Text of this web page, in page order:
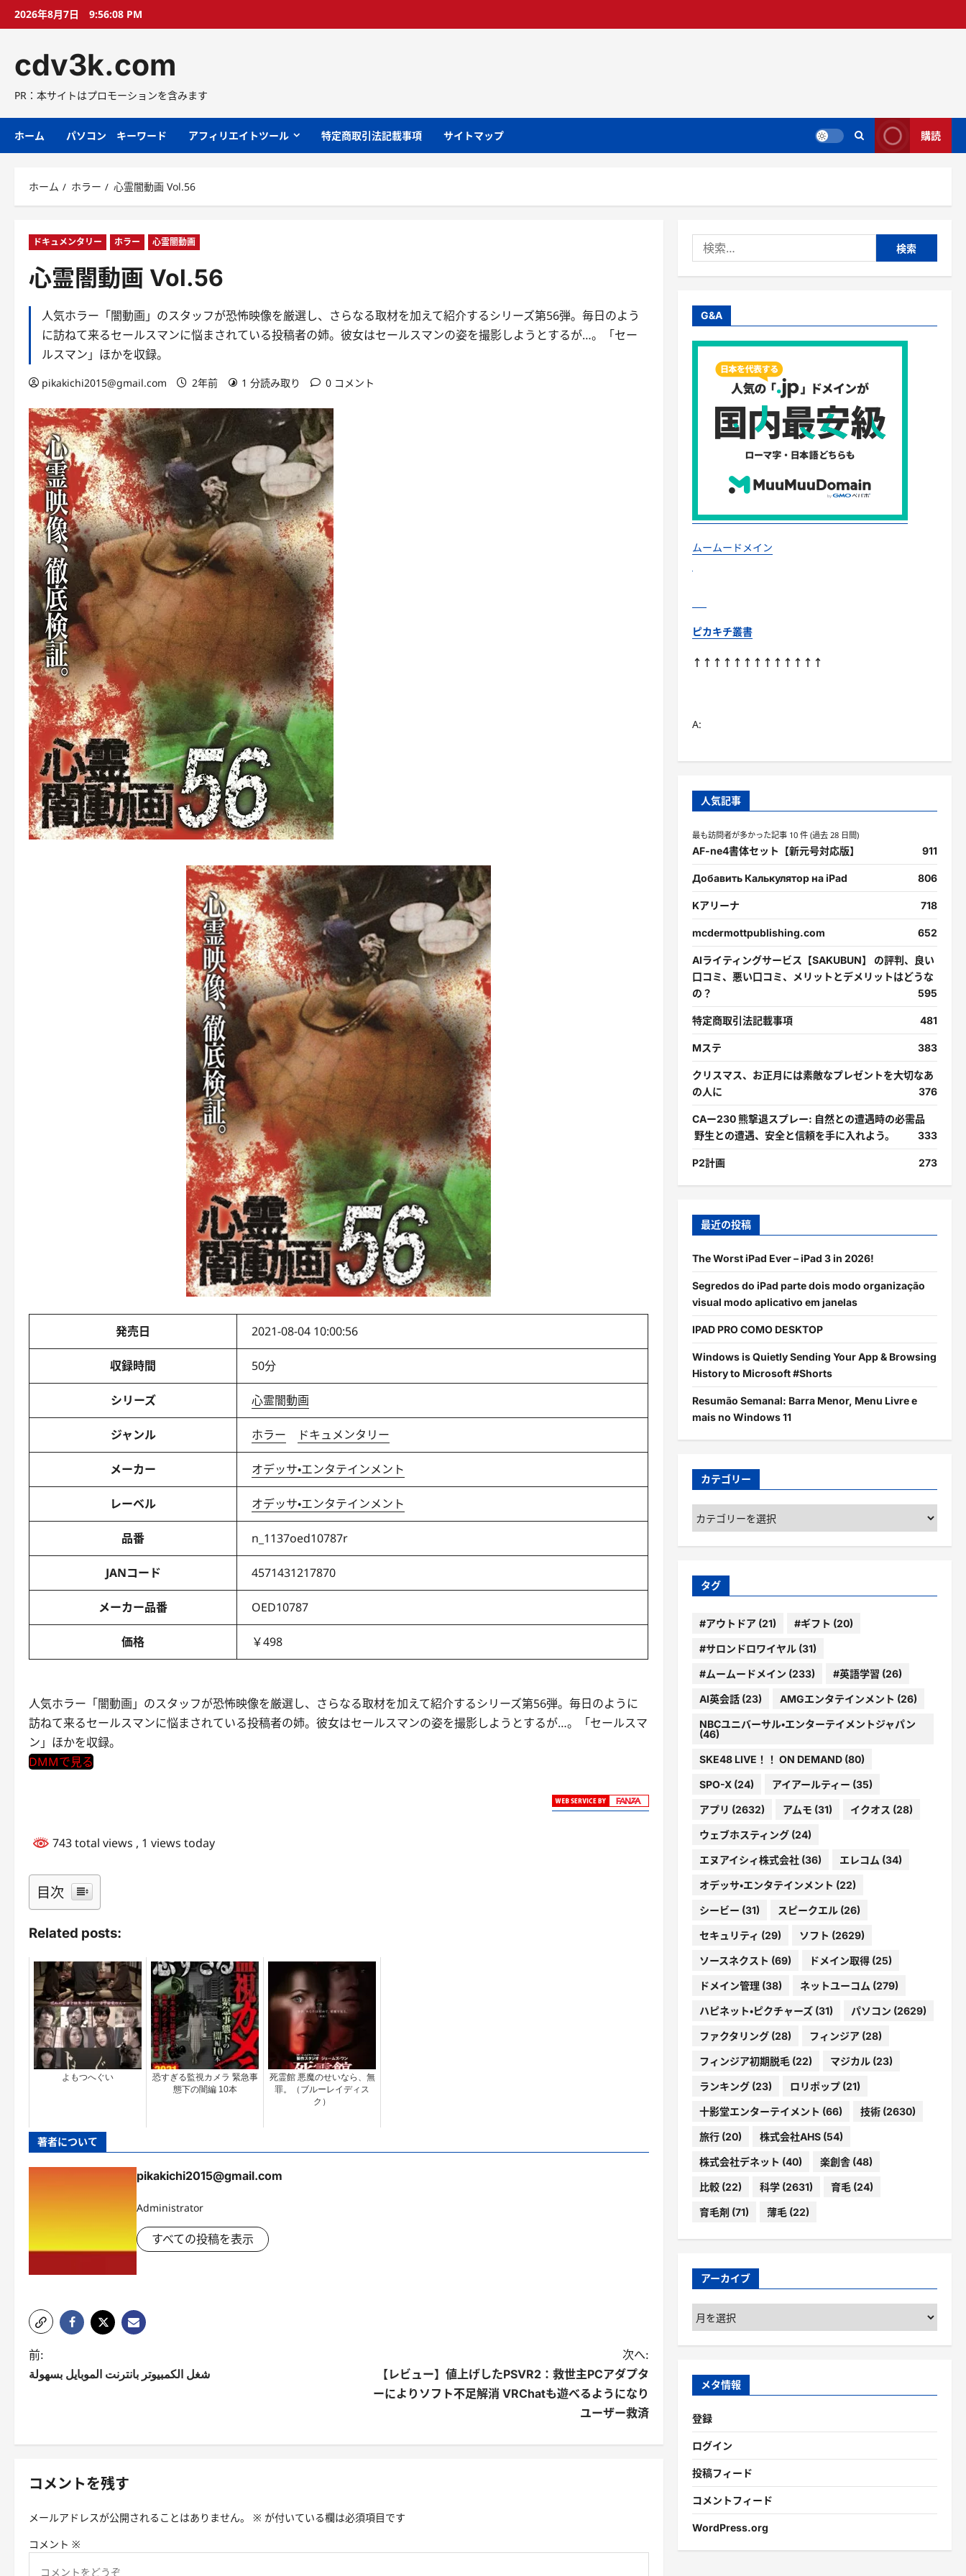
プ
2026年8月7日 9:56:09 PM
cdv3k.com
PR：本サイトはプロモーションを含みます
ホーム パソコン キーワード アフィリエイトツール 特定商取引法記載事項 サイトマップ 購読
ホーム ホラー 心霊闇動画 Vol.56
ドキュメンタリー ホラー 心霊闇動画
心霊闇動画 Vol.56
人気ホラー「闇動画」のスタッフが恐怖映像を厳選し、さらなる取材を加えて紹介するシリーズ第56弾。毎日のよう
に訪ねて来るセールスマンに悩まされている投稿者の姉。彼女はセールスマンの姿を撮影しようとするが…。「セー
ルスマン」ほかを収録。
pikakichi2015@gmail.com 2年前 1 分読み取り 0 コメント
発売日 2021-08-04 10:00:56
収録時間 50分
シリーズ 心霊闇動画
ジャンル ホラー ドキュメンタリー
メーカー オデッサ・エンタテインメント
レーベル オデッサ・エンタテインメント
品番 n_1137oed10787r
JANコード 4571431217870
メーカー品番 OED10787
価格 ￥498
人気ホラー「闇動画」のスタッフが恐怖映像を厳選し、さらなる取材を加えて紹介するシリーズ第56弾。毎日のように
訪ねて来るセールスマンに悩まされている投稿者の姉。彼女はセールスマンの姿を撮影しようとするが…。「セールスマ
ン」ほかを収録。
DMMで見る
743 total views , 1 views today
目次
Related posts:
よもつへぐい
恐すぎる監視カメラ 緊急事
態下の闇編 10本
死霊館 悪魔のせいなら、無
罪。（ブルーレイディス
ク）
著者について
pikakichi2015@gmail.com
Administrator
すべての投稿を表示
投
稿
ー
シ
ョ
前:
شغل الكمبيوتر بانترنت الموبايل بسهولة
次へ:
【レビュー】値上げしたPSVR2：救世主PCアダプタ
ーによりソフト不足解消 VRChatも遊べるようになり
ユーザー救済
コメントを残す
メールアドレスが公開されることはありません。 ※ が付いている欄は必須項目です
コメント ※
索:
G&A
ムームードメイン
ピカキチ叢書
↑↑↑↑↑↑↑↑↑↑↑↑↑
A:
人気記事
最も訪問者が多かった記事 10 件 (過去 28 日間)
AF-ne4書体セット【新元号対応版】 911
Добавить Калькулятор на iPad 806
Kアリーナ 718
mcdermottpublishing.com 652
AIライティングサービス【SAKUBUN】 の評判、良い
口コミ、悪い口コミ、メリットとデメリットはどうな
の？
595
特定商取引法記載事項 481
Mステ 383
クリスマス、お正月には素敵なプレゼントを大切なあ
の人に
376
CAー230 熊撃退スプレー: 自然との遭遇時の必需品
野生との遭遇、安全と信頼を手に入れよう。
333
P2計画 273
最近の投稿
The Worst iPad Ever – iPad 3 in 2026!
Segredos do iPad parte dois modo organização
visual modo aplicativo em janelas
IPAD PRO COMO DESKTOP
Windows is Quietly Sending Your App & Browsing
History to Microsoft #Shorts
Resumão Semanal: Barra Menor, Menu Livre e
mais no Windows 11
カテゴリー
カ
テ
ゴ
ー
タグ
#アウトドア(21) #ギフト (20)
#サロンドロワイヤル(31)
#ムームードメイン (233) #英語学習 (26)
AI英会話(23) AMGエンタテインメント (26)
NBCユニバーサル・エンターテイメントジャパン
(46)
SKE48 LIVE！！ ON DEMAND(80)
SPO-X(24) アイアールティー (35)
アプリ (2632) アムモ (31) イクオス (28)
ウェブホスティング(24)
エヌアイシィ株式会社(36) エレコム (34)
オデッサ・エンタテインメント (22)
シービー (31) スピークエル(26)
セキュリティ (29) ソフト (2629)
ソースネクスト (69) ドメイン取得(25)
ドメイン管理(38) ネットユーコム (279)
ハピネット・ピクチャーズ(31) パソコン (2629)
ファクタリング(28) フィンジア(28)
フィンジア初期脱毛(22) マジカル(23)
ランキング(23) ロリポップ(21)
十影堂エンターテイメント (66) 技術(2630)
旅行(20) 株式会社AHS(54)
株式会社デネット (40) 楽創舎(48)
比較(22) 科学(2631) 育毛(24)
育毛剤 (71) 薄毛(22)
アーカイブ
ア
ー
カ
ブ
メタ情報
登録
ログイン
投稿フィード
コメントフィード
WordPress.org